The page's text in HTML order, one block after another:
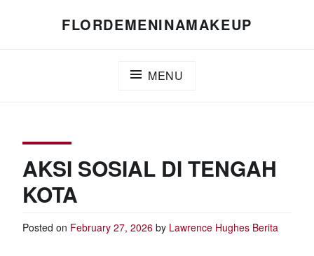
FLORDEMENINAMAKEUP
MENU
AKSI SOSIAL DI TENGAH
KOTA
Posted on February 27, 2026 by Lawrence Hughes Berita